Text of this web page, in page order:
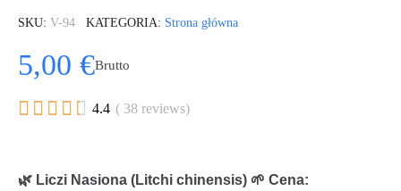
SKU V-94 KATEGORIA Strona główna
5,00 €Brutto
     4.4 ( 38 reviews)
🌿 Liczi Nasiona (Litchi chinensis) 🌱 Cena: